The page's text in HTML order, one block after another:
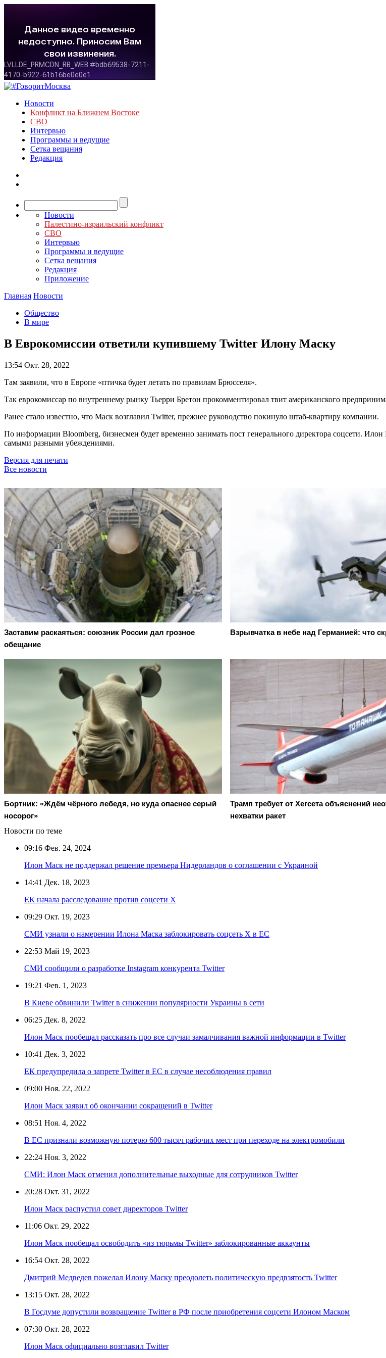
Новости
Конфликт на Ближнем Востоке
СВО
Интервью
Программы и ведущие
Сетка вещания
Редакция
Новости
Палестино-израильский конфликт
СВО
Интервью
Программы и ведущие
Сетка вещания
Редакция
Приложение
Главная Новости
Общество
В мире
В Еврокомиссии ответили купившему Twitter Илону Маску
13:54 Окт. 28, 2022
Там заявили, что в Европе «птичка будет летать по правилам Брюсселя».
Так еврокомиссар по внутреннему рынку Тьерри Бретон прокомментировал твит американского
Ранее стало известно, что Маск возглавил Twitter, прежнее руководство покинуло штаб-квартиру компании.
По информации Bloomberg, бизнесмен будет временно занимать пост генерального директора соцсети.
самыми разными убеждениями.
Версия для печати
Все новости
Заставим раскаяться: союзник России дал грозное
обещание
Взрывчатка в небе над Германией: что
Бортник: «Ждём чёрного лебедя, но куда опаснее серый
носорог»
Трамп требует от Хегсета объяснений
нехватки ракет
Новости по теме
09:16 Фев. 24, 2024
Илон Маск не поддержал решение премьера Нидерландов о соглашении с Украиной
14:41 Дек. 18, 2023
ЕК начала расследование против соцсети X
09:29 Окт. 19, 2023
СМИ узнали о намерении Илона Маска заблокировать соцсеть X в ЕС
22:53 Май 19, 2023
СМИ сообщили о разработке Instagram конкурента Twitter
19:21 Фев. 1, 2023
В Киеве обвинили Twitter в снижении популярности Украины в сети
06:25 Дек. 8, 2022
Илон Маск пообещал рассказать про все случаи замалчивания важной информации в Twitter
10:41 Дек. 3, 2022
ЕК предупредила о запрете Twitter в ЕС в случае несоблюдения правил
09:00 Ноя. 22, 2022
Илон Маск заявил об окончании сокращений в Twitter
08:51 Ноя. 4, 2022
В ЕС признали возможную потерю 600 тысяч рабочих мест при переходе на электромобили
22:24 Ноя. 3, 2022
СМИ: Илон Маск отменил дополнительные выходные для сотрудников Twitter
20:28 Окт. 31, 2022
Илон Маск распустил совет директоров Twitter
11:06 Окт. 29, 2022
Илон Маск пообещал освободить «из тюрьмы Twitter» заблокированные аккаунты
16:54 Окт. 28, 2022
Дмитрий Медведев пожелал Илону Маску преодолеть политическую предвзятость Twitter
13:15 Окт. 28, 2022
В Госдуме допустили возвращение Twitter в РФ после приобретения соцсети Илоном Маском
07:30 Окт. 28, 2022
Илон Маск официально возглавил Twitter